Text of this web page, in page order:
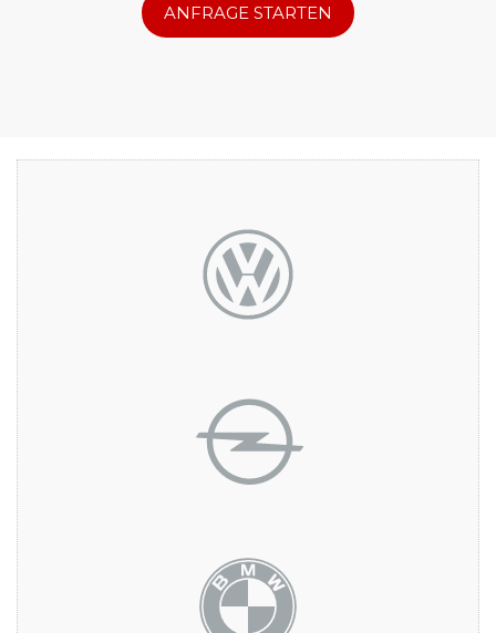
ANFRAGE STARTEN